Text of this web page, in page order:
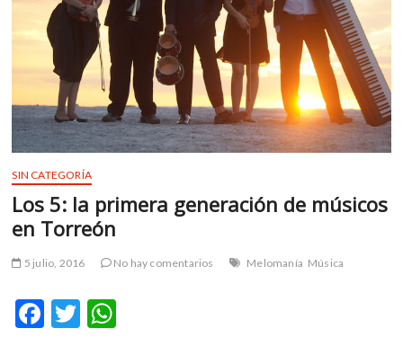
v
g
e
r
s
SIN CATEGORÍA
Los 5: la primera generación de músicos
en Torreón
5 julio, 2016 No hay comentarios Melomanía Música
F
T